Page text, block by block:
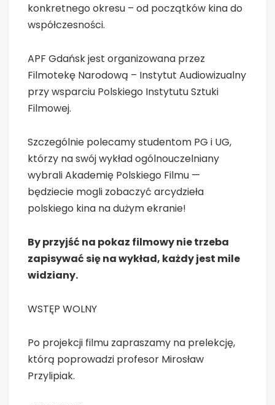
konkretnego okresu – od początków kina do
współczesności.
APF Gdańsk jest organizowana przez
Filmotekę Narodową – Instytut Audiowizualny
przy wsparciu Polskiego Instytutu Sztuki
Filmowej.
Szczególnie polecamy studentom PG i UG,
którzy na swój wykład ogólnouczelniany
wybrali Akademię Polskiego Filmu —
będziecie mogli zobaczyć arcydzieła
polskiego kina na dużym ekranie!
By przyjść na pokaz filmowy nie trzeba
zapisywać się na wykład, każdy jest mile
widziany.
WSTĘP WOLNY
Po projekcji filmu zapraszamy na prelekcję,
którą poprowadzi profesor Mirosław
Przylipiak.